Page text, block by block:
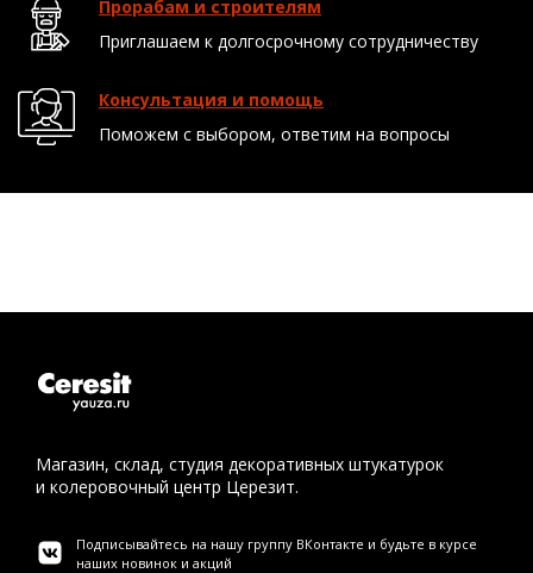
Прорабам и строителям
Приглашаем к долгосрочному сотрудничеству
Консультация и помощь
Поможем с выбором, ответим на вопросы
Магазин, склад, студия декоративных штукатурок
и колеровочный центр Церезит.
Подписывайтесь на нашу группу ВКонтакте и будьте в курсе
наших новинок и акций